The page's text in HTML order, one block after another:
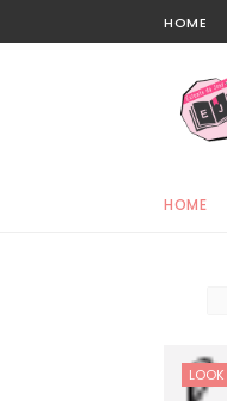
HOME
HOME
LOOK